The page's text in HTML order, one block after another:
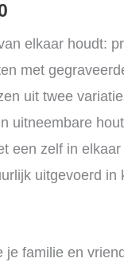
€ 5.50
tot
elkaar houdt:
met
uit twee
uitneembare
een zelf in
uitgevoerd in
je familie en